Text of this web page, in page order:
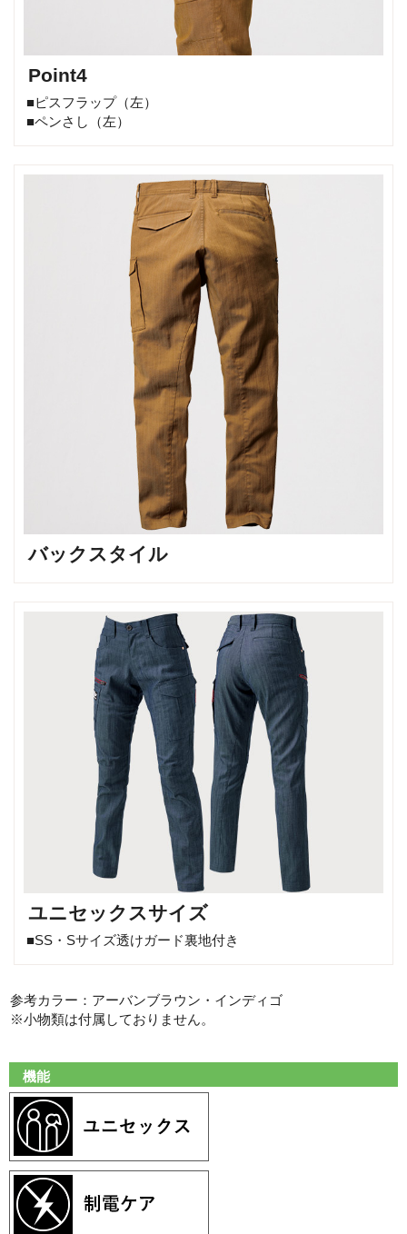
Point4
■ピスフラップ（左）
■ペンさし（左）
バックスタイル
ユニセックスサイズ
■SS・Sサイズ透けガード裏地付き
参考カラー：アーバンブラウン・インディゴ
※小物類は付属しておりません。
機能